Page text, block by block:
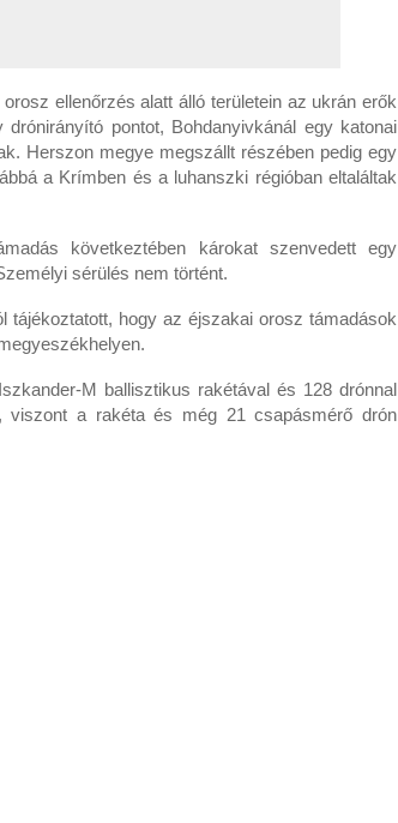
ellenőrzés alatt álló területein az ukrán erők
pontot, Bohdanyivkánál egy katonai
Herszon megye megszállt részében pedig egy
a Krímben és a luhanszki régióban eltaláltak
következtében károkat szenvedett egy
sérülés nem történt.
tájékoztatott, hogy az éjszakai orosz támadások
M ballisztikus rakétával és 128 drónnal
viszont a rakéta és még 21 csapásmérő drón